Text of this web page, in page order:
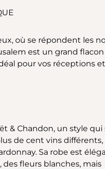
où se répondent les
est un grand flacon
pour vos réceptions
& Chandon, un style qui
de cent vins
Sa robe est
fleurs blanches, mais